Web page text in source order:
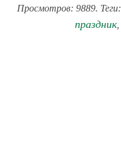
Просмотров: 9889. Теги:
праздник,